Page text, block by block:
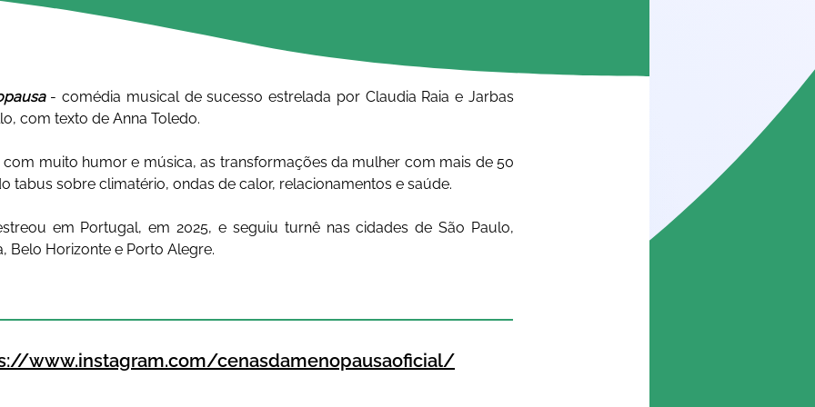
- comédia musical de sucesso estrelada por Claudia Raia e Jarbas
com texto de Anna Toledo.
muito humor e música, as transformações da mulher com mais de 50
tabus sobre climatério, ondas de calor, relacionamentos e saúde.
em Portugal, em 2025, e seguiu turnê nas cidades de São Paulo,
Belo Horizonte e Porto Alegre.
www.instagram.com/cenasdamenopausaoficial/